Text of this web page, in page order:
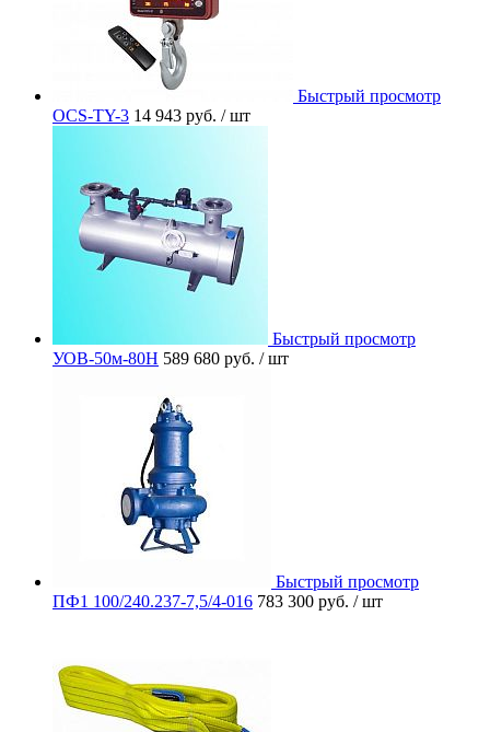
Быстрый просмотр
OCS-TY-3 14 943 руб. / шт
Быстрый просмотр
УОВ-50м-80Н 589 680 руб. / шт
Быстрый просмотр
ПФ1 100/240.237-7,5/4-016 783 300 руб. / шт